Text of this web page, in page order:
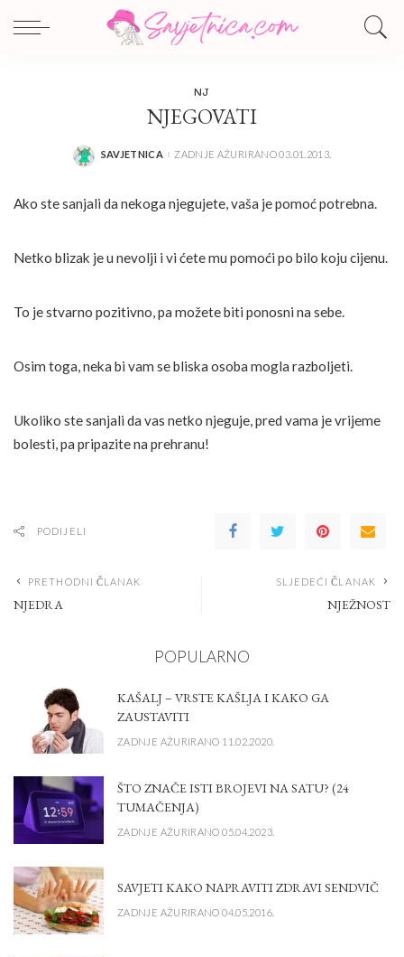
NJ
NJEGOVATI
POSTED
SAVJETNICA ZADNJE AŽURIRANO 03.01.2013.
Ako ste sanjali da nekoga njegujete, vaša je pomoć potrebna.
Netko blizak je u nevolji i vi ćete mu pomoći po bilo koju cijenu.
To je stvarno pozitivno, pa možete biti ponosni na sebe.
Osim toga, neka bi vam se bliska osoba mogla razboljeti.
Ukoliko ste sanjali da vas netko njeguje, pred vama je vrijeme
bolesti, pa pripazite na prehranu!
PODIJELI
PRETHODNI ČLANAK
NJEDRA
SLJEDEĆI ČLANAK
NJEŽNOST
POPULARNO
KAŠALJ – VRSTE KAŠLJA I KAKO GA
ZAUSTAVITI
ZADNJE AŽURIRANO 11.02.2020.
ŠTO ZNAČE ISTI BROJEVI NA SATU? (24
TUMAČENJA)
ZADNJE AŽURIRANO 05.04.2023.
SAVJETI KAKO NAPRAVITI ZDRAVI SENDVIČ
ZADNJE AŽURIRANO 04.05.2016.